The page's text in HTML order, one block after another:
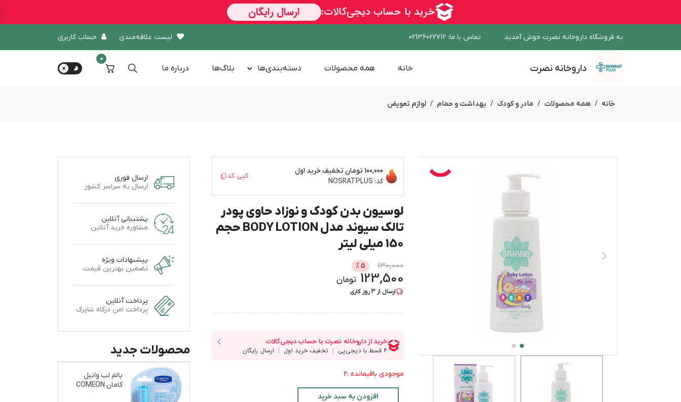
به فروشگاه داروخانه نصرت خوش آمدید تماس با ما:
02136022712 لیست علاقه‌مندی حساب کاربری
داروخانه نصرت خانه همه محصولات دسته‌بندی‌ها بلاگ‌ها درباره‌ ما
0
خانه همه محصولات مادر و کودک بهداشت و حمام لوازم تعویض
100,000 تومان
تخفیف خرید اول
کد: NOSRATPLUS
کپی کد
لوسیون بدن کودک و نوزاد حاوی پودر
تالک سیوند مدل BODY LOTION حجم
150 میلی لیتر
130,000
5
%
123,500 تومان
ارسال از 3روز کاری
موجودی باقیمانده :2
افزودن به سبد خرید
ارسال فوری
ارسال به سراسر کشور
پشتیبانی آنلاین
مشاوره خرید آنلاین
پیشنهادات ویژه
تضمین بهترین قیمت
پرداخت آنلاین
پرداخت امن درگاه شاپرک
محصولات جدید
بالم لب وانیل
کامان COMEON
نرم و براق کننده